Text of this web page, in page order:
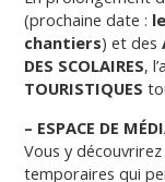
(prochaine date :
chantiers) et des
DES SCOLAIRES,
TOURISTIQUES
– ESPACE DE
Vous y
temporaires qui